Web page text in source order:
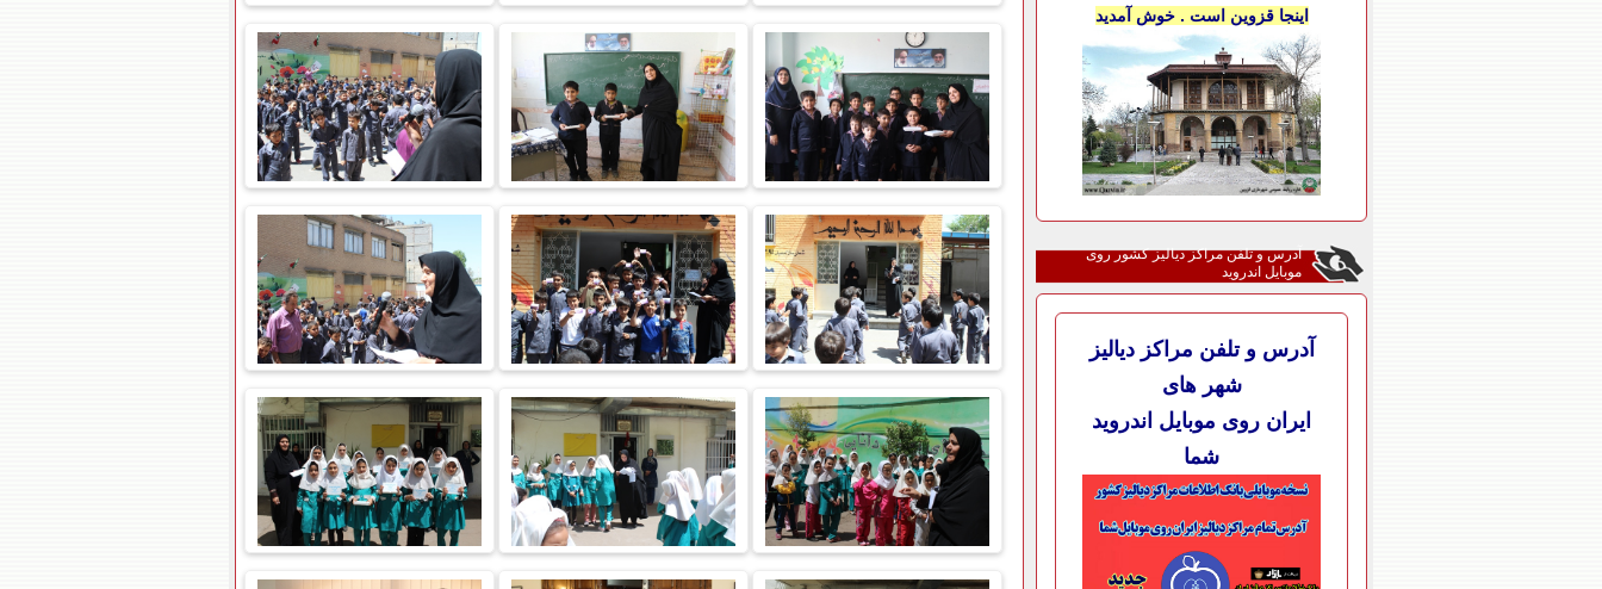
اینجا قزوین است . خوش آمدید
آدرس و تلفن مراکز دیالیز کشور روی
موبایل اندروید
آدرس و تلفن مراکز دیالیز
شهر های
ایران روی موبایل اندروید
شما